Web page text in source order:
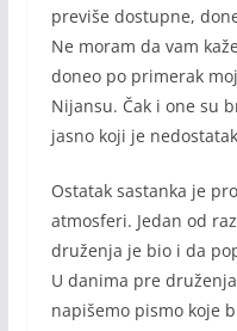
previše dostupne,
Ne moram da vam
doneo po primerak
Nijansu. Čak i one su
jasno koji je
Ostatak sastanka je
atmosferi. Jedan od
druženja je bio i da
U danima pre
napišemo pismo koje